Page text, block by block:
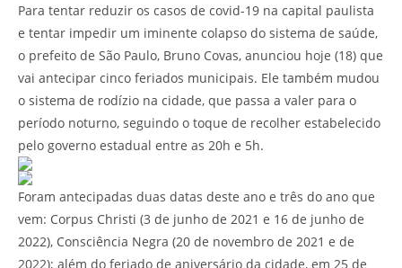
Para tentar reduzir os casos de covid-19 na capital paulista
e tentar impedir um iminente colapso do sistema de saúde,
o prefeito de São Paulo, Bruno Covas, anunciou hoje (18) que
vai antecipar cinco feriados municipais. Ele também mudou
o sistema de rodízio na cidade, que passa a valer para o
período noturno, seguindo o toque de recolher estabelecido
pelo governo estadual entre as 20h e 5h.
Foram antecipadas duas datas deste ano e três do ano que
vem: Corpus Christi (3 de junho de 2021 e 16 de junho de
2022), Consciência Negra (20 de novembro de 2021 e de
2022); além do feriado de aniversário da cidade, em 25 de